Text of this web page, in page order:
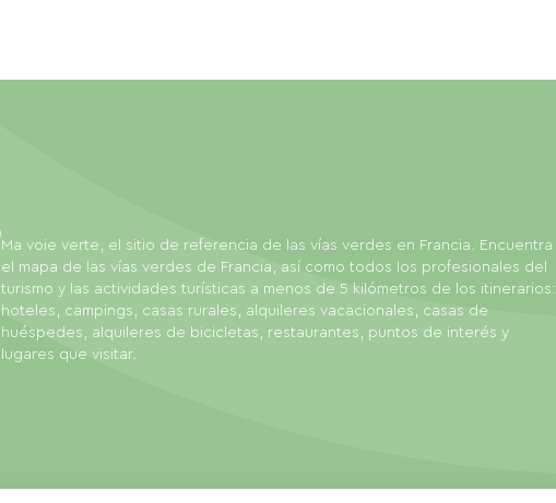
Ma voie verte, el sitio de referencia de las vías verdes en Francia. Encuentra
el mapa de las vías verdes de Francia, así como todos los profesionales del
turismo y las actividades turísticas a menos de 5 kilómetros de los itinerarios:
hoteles, campings, casas rurales, alquileres vacacionales, casas de
huéspedes, alquileres de bicicletas, restaurantes, puntos de interés y
lugares que visitar.